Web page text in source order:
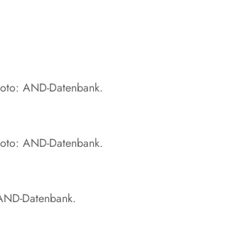
AND-Datenbank.
AND-Datenbank.
Datenbank.